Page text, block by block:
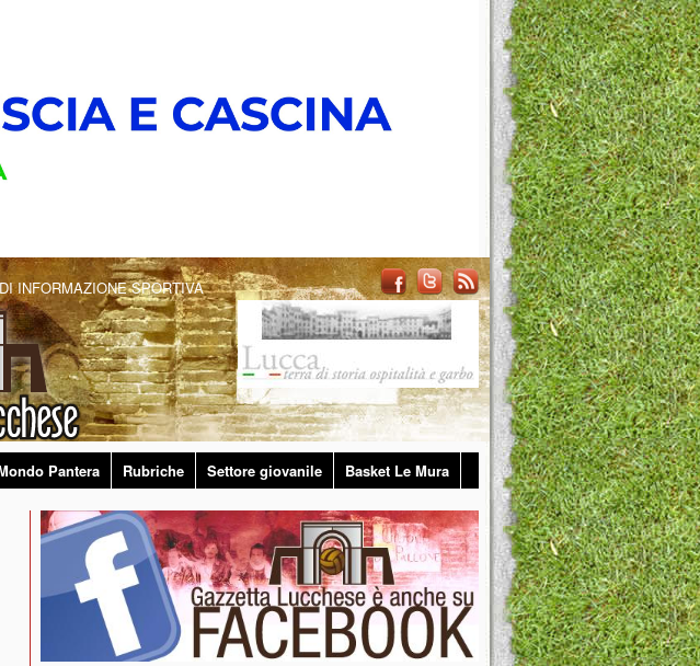
INFORMAZIONE SPORTIVA
Pantera Rubriche Settore giovanile Basket Le Mura